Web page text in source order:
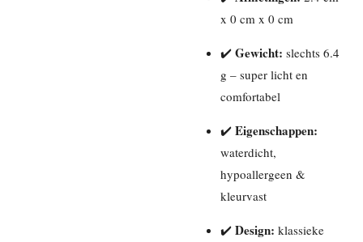
x 0 cm x 0 cm
✔️ Gewicht: slechts 6.4
g – super licht en
comfortabel
✔️ Eigenschappen:
waterdicht,
hypoallergeen &
kleurvast
✔️ Design: klassieke